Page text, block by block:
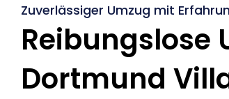
Zuverlässiger Umzug mit
Reibungslose
Dortmund